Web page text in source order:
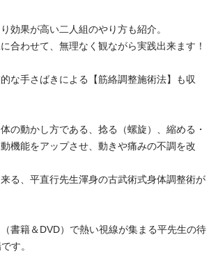
効果が高い二人組のやり方も紹介。
合わせて、無理なく観ながら実践出来ます！
な手さばきによる【筋絡調整施術法】も収
の動かし方である、捻る（螺旋）、縮める・
機能をアップさせ、動きや痛みの不調を改
る、平直行先生渾身の古武術式身体調整術が
書籍＆DVD）で熱い視線が集まる平先生の待
す。